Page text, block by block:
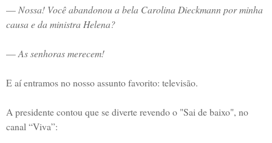
— Nossa! Você abandonou a bela Carolina Dieckmann por minha
causa e da ministra Helena?
—As senhoras merecem!
E aí entramos no nosso assunto favorito: televisão.
A presidente contou que se diverte revendo o "Sai de baixo", no
canal “Viva”: